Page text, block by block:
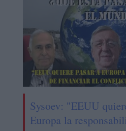
Sysoev: "EEUU
Europa la